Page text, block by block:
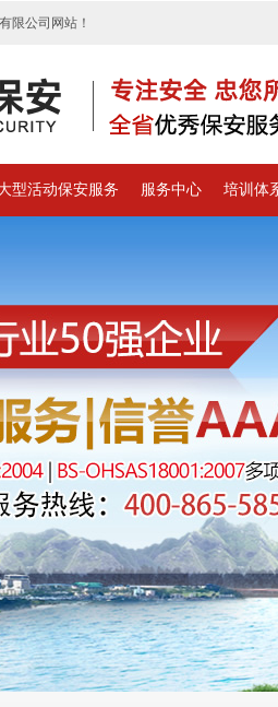
限公司网站！
型活动保安服务 服务中心 培训体